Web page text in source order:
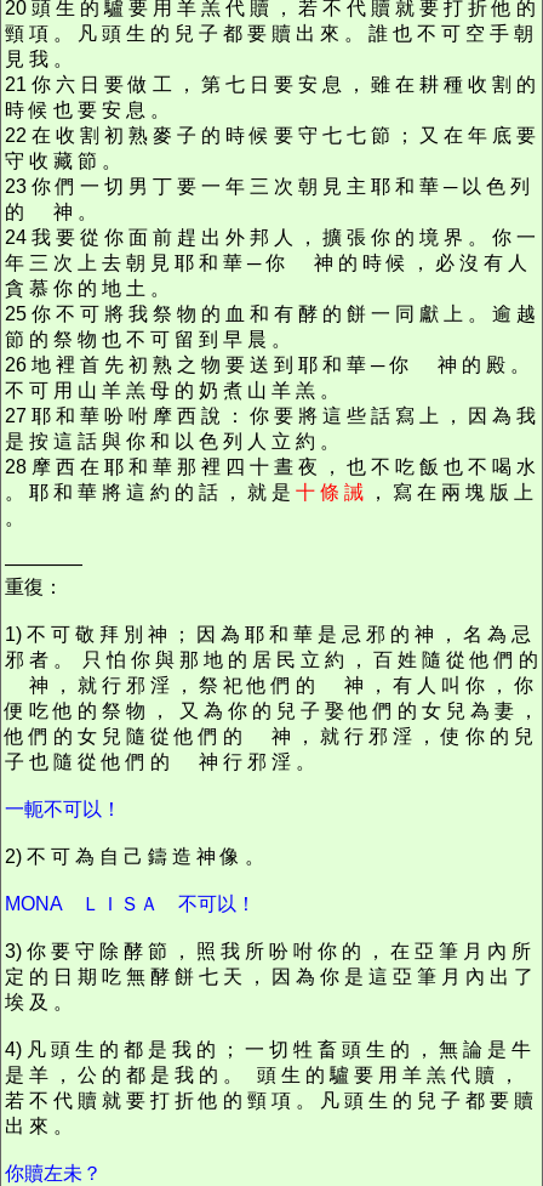
20 頭 生 的 驢 要 用 羊 羔 代 贖 ， 若 不 代 贖 就 要 打 折 他 的
頸 項 。 凡 頭 生 的 兒 子 都 要 贖 出 來 。 誰 也 不 可 空 手 朝
見 我 。
21 你 六 日 要 做 工 ， 第 七 日 要 安 息 ， 雖 在 耕 種 收 割 的
時 候 也 要 安 息 。
22 在 收 割 初 熟 麥 子 的 時 候 要 守 七 七 節 ； 又 在 年 底 要
守 收 藏 節 。
23 你 們 一 切 男 丁 要 一 年 三 次 朝 見 主 耶 和 華 ─ 以 色 列
的 神 。
24 我 要 從 你 面 前 趕 出 外 邦 人 ， 擴 張 你 的 境 界 。 你 一
年 三 次 上 去 朝 見 耶 和 華 ─ 你 神 的 時 候 ， 必 沒 有 人
貪 慕 你 的 地 土 。
25 你 不 可 將 我 祭 物 的 血 和 有 酵 的 餅 一 同 獻 上 。 逾 越
節 的 祭 物 也 不 可 留 到 早 晨 。
26 地 裡 首 先 初 熟 之 物 要 送 到 耶 和 華 ─ 你 神 的 殿 。
不 可 用 山 羊 羔 母 的 奶 煮 山 羊 羔 。
27 耶 和 華 吩 咐 摩 西 說 ： 你 要 將 這 些 話 寫 上 ， 因 為 我
是 按 這 話 與 你 和 以 色 列 人 立 約 。
28 摩 西 在 耶 和 華 那 裡 四 十 晝 夜 ， 也 不 吃 飯 也 不 喝 水
。 耶 和 華 將 這 約 的 話 ， 就 是 十 條 誡 ， 寫 在 兩 塊 版 上
。
————
重復：
1) 不 可 敬 拜 別 神 ； 因 為 耶 和 華 是 忌 邪 的 神 ， 名 為 忌
邪 者 。 只 怕 你 與 那 地 的 居 民 立 約 ， 百 姓 隨 從 他 們 的
神 ， 就 行 邪 淫 ， 祭 祀 他 們 的 神 ， 有 人 叫 你 ， 你
便 吃 他 的 祭 物 ， 又 為 你 的 兒 子 娶 他 們 的 女 兒 為 妻 ，
他 們 的 女 兒 隨 從 他 們 的 神 ， 就 行 邪 淫 ， 使 你 的 兒
子 也 隨 從 他 們 的 神 行 邪 淫 。
一軛不可以！
2) 不 可 為 自 己 鑄 造 神 像 。
MONA ＬＩＳＡ 不可以！
3) 你 要 守 除 酵 節 ， 照 我 所 吩 咐 你 的 ， 在 亞 筆 月 內 所
定 的 日 期 吃 無 酵 餅 七 天 ， 因 為 你 是 這 亞 筆 月 內 出 了
埃 及 。
4) 凡 頭 生 的 都 是 我 的 ； 一 切 牲 畜 頭 生 的 ， 無 論 是 牛
是 羊 ， 公 的 都 是 我 的 。 頭 生 的 驢 要 用 羊 羔 代 贖 ，
若 不 代 贖 就 要 打 折 他 的 頸 項 。 凡 頭 生 的 兒 子 都 要 贖
出 來 。
你贖左未？